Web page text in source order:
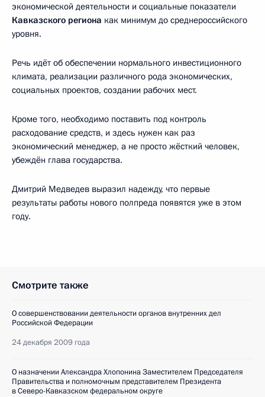
экономической деятельности и социальные показатели
Кавказского региона как минимум до среднероссийского
уровня.
Речь идёт об обеспечении нормального инвестиционного
климата, реализации различного рода экономических,
социальных проектов, создании рабочих мест.
Кроме того, необходимо поставить под контроль
расходование средств, и здесь нужен как раз
экономический менеджер, а не просто жёсткий человек,
убеждён глава государства.
Дмитрий Медведев выразил надежду, что первые
результаты работы нового полпреда появятся уже в этом
году.
Смотрите также
О совершенствовании деятельности органов внутренних дел
Российской Федерации
24 декабря 2009 года
О назначении Александра Хлопонина Заместителем Председателя
Правительства и полномочным представителем Президента
в Северо-Кавказском федеральном округе